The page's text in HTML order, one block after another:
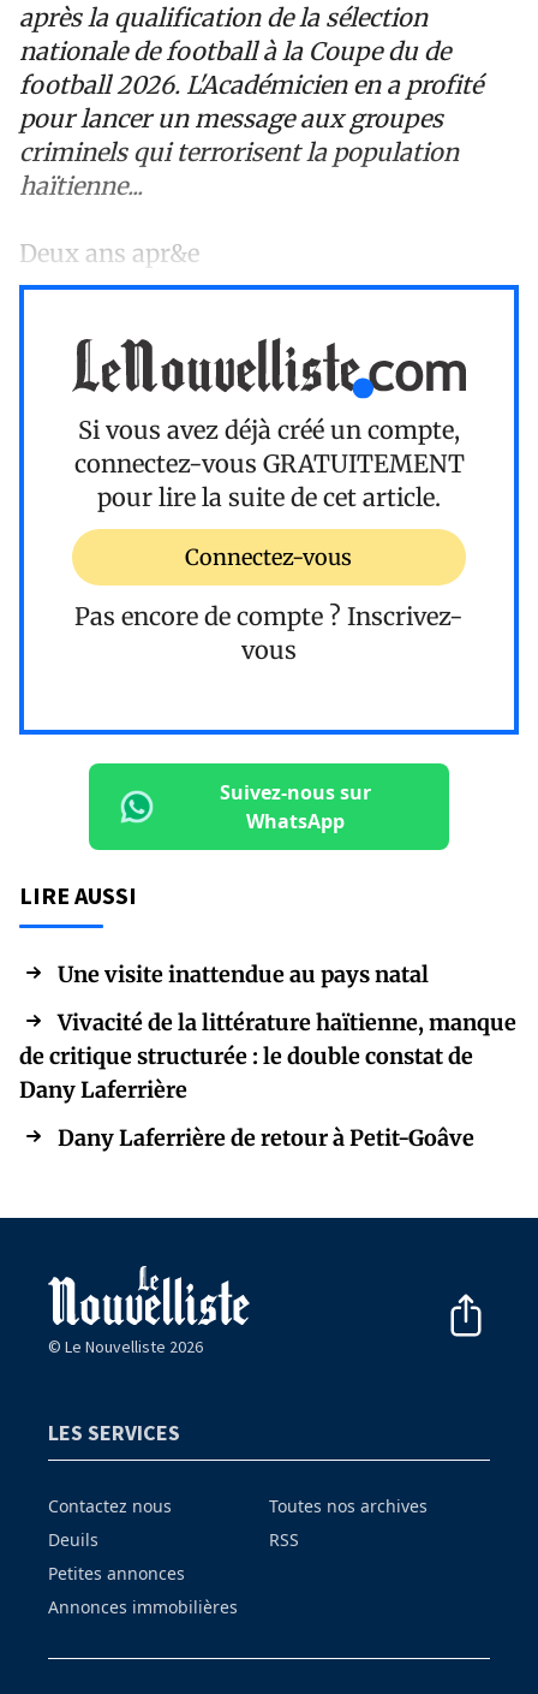
après la qualification de la sélection
nationale de football à la Coupe du de
football 2026. L'Académicien en a profité
pour lancer un message aux groupes
criminels qui terrorisent la population
haïtienne...
Deux ans apr&e
Si vous avez déjà créé un compte,
connectez-vous GRATUITEMENT
pour lire la suite de cet article.
Connectez-vous
Pas encore de compte ? Inscrivez-
vous
Suivez-nous sur
WhatsApp
LIRE AUSSI
Une visite inattendue au pays natal
Vivacité de la littérature haïtienne, manque
de critique structurée : le double constat de
Dany Laferrière
Dany Laferrière de retour à Petit-Goâve
© Le Nouvelliste 2026
LES SERVICES
Contactez nous
Deuils
Petites annonces
Annonces immobilières
Toutes nos archives
RSS